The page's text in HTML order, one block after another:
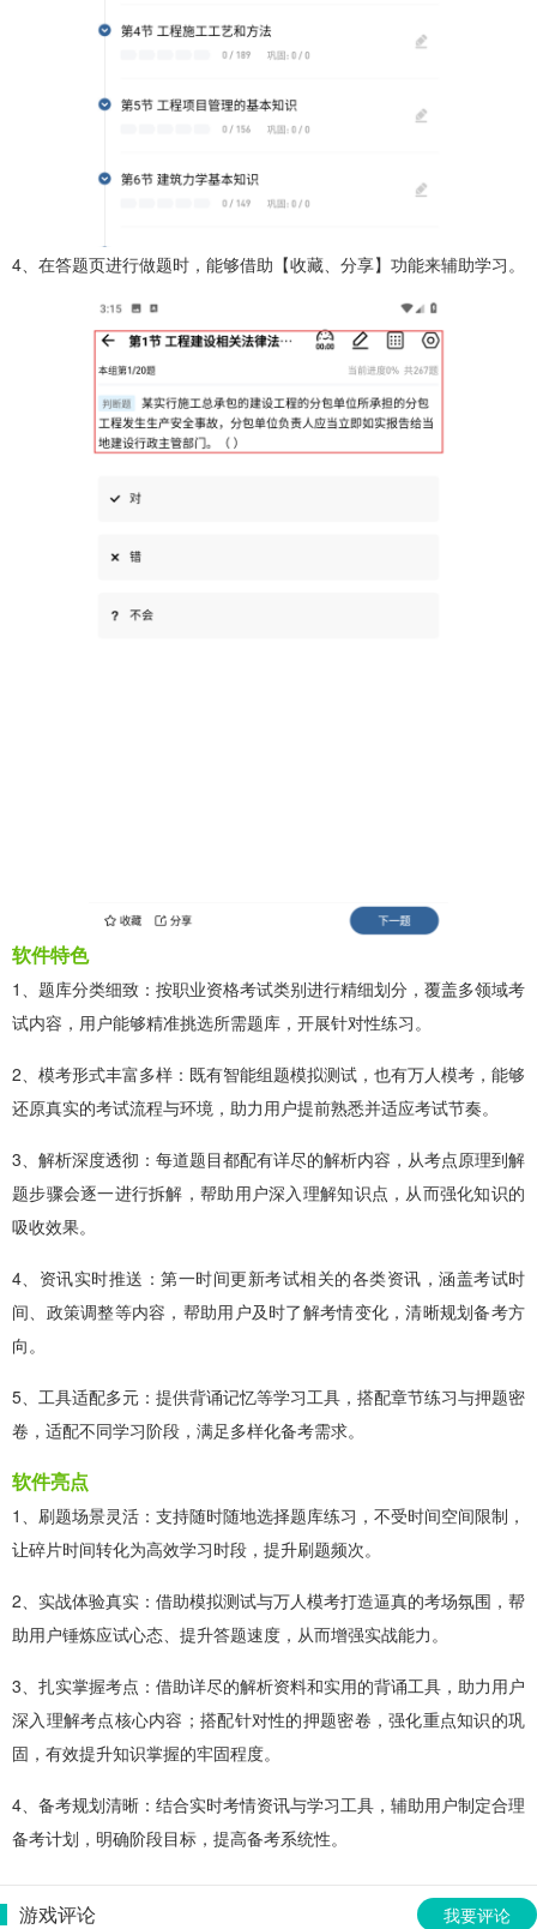
4、在答题页进行做题时，能够借助【收藏、分享】功能来辅助学习。
软件特色
1、题库分类细致：按职业资格考试类别进行精细划分，覆盖多领域考
试内容，用户能够精准挑选所需题库，开展针对性练习。
2、模考形式丰富多样：既有智能组题模拟测试，也有万人模考，能够
还原真实的考试流程与环境，助力用户提前熟悉并适应考试节奏。
3、解析深度透彻：每道题目都配有详尽的解析内容，从考点原理到解
题步骤会逐一进行拆解，帮助用户深入理解知识点，从而强化知识的
吸收效果。
4、资讯实时推送：第一时间更新考试相关的各类资讯，涵盖考试时
间、政策调整等内容，帮助用户及时了解考情变化，清晰规划备考方
向。
5、工具适配多元：提供背诵记忆等学习工具，搭配章节练习与押题密
卷，适配不同学习阶段，满足多样化备考需求。
软件亮点
1、刷题场景灵活：支持随时随地选择题库练习，不受时间空间限制，
让碎片时间转化为高效学习时段，提升刷题频次。
2、实战体验真实：借助模拟测试与万人模考打造逼真的考场氛围，帮
助用户锤炼应试心态、提升答题速度，从而增强实战能力。
3、扎实掌握考点：借助详尽的解析资料和实用的背诵工具，助力用户
深入理解考点核心内容；搭配针对性的押题密卷，强化重点知识的巩
固，有效提升知识掌握的牢固程度。
4、备考规划清晰：结合实时考情资讯与学习工具，辅助用户制定合理
备考计划，明确阶段目标，提高备考系统性。
游戏评论 我要评论